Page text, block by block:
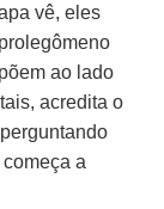
vê, eles
ao lado
acredita o
a